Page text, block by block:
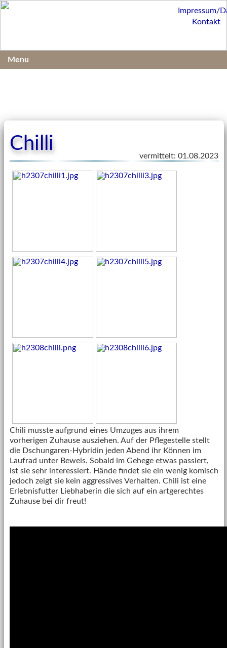
Chilli
vermittelt: 01.08.2023
Chili musste aufgrund eines Umzuges aus ihrem
vorherigen Zuhause ausziehen. Auf der Pflegestelle stellt
die Dschungaren-Hybridin jeden Abend ihr Können im
Laufrad unter Beweis. Sobald im Gehege etwas passiert,
ist sie sehr interessiert. Hände findet sie ein wenig komisch
jedoch zeigt sie kein aggressives Verhalten. Chili ist eine
Erlebnisfutter Liebhaberin die sich auf ein artgerechtes
Zuhause bei dir freut!
Impressum/
Kontakt
Menu